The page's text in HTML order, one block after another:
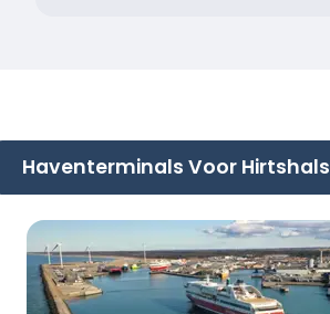
Haventerminals Voor Hirtshals